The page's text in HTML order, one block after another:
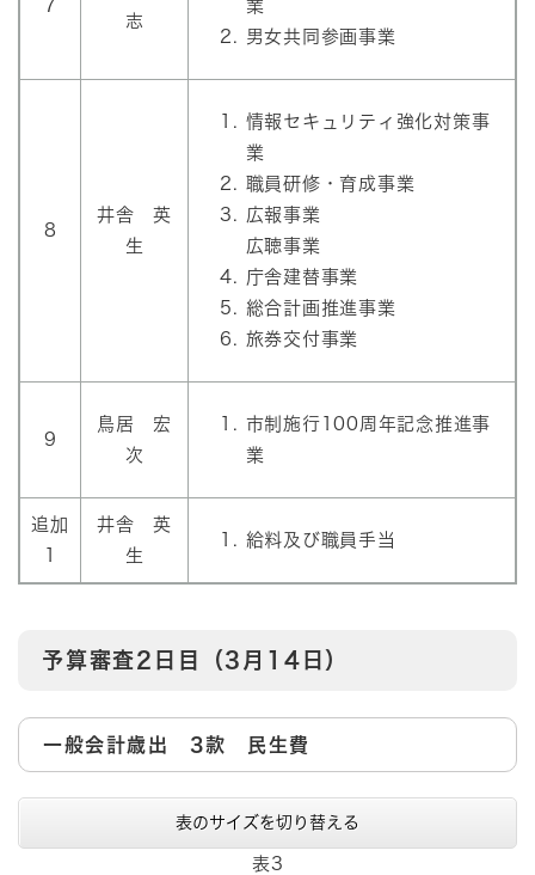
7
志
業
男女共同参画事業
8
井舎 英
生
情報セキュリティ強化対策事
業
職員研修・育成事業
広報事業
広聴事業
庁舎建替事業
総合計画推進事業
旅券交付事業
9
鳥居 宏
次
市制施行100周年記念推進事
業
追加
井舎 英
生
給料及び職員手当
予算審査2日目（3月14日）
一般会計歳出 3款 民生費
表のサイズを切り替える
表3